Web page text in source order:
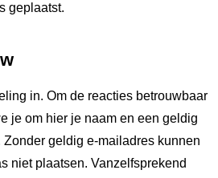
geplaatst.
in. Om de reacties betrouwbaar
je om hier je naam en een geldig
geldig e-mailadres kunnen
niet plaatsen. Vanzelfsprekend